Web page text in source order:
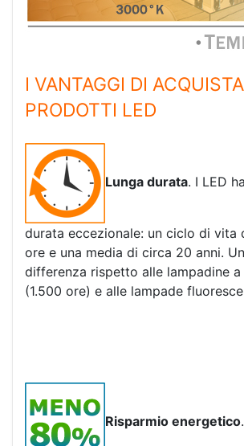
I VANTAGGI DI
PRODOTTI LED
Lunga durata. I LED
durata eccezionale: un ciclo di vita
ore e una media di circa 20 anni.
differenza rispetto alle lampadine
(1.500 ore) e alle lampade
Risparmio energetico